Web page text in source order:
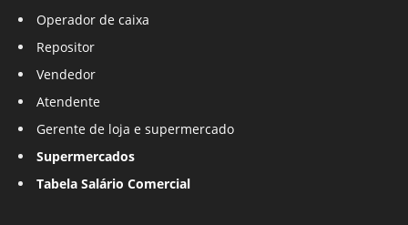
Operador de caixa
Repositor
Vendedor
Atendente
Gerente de loja e supermercado
Supermercados
Tabela Salário Comercial